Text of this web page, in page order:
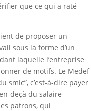
que ce qui a raté
de proposer un
sous la forme d’un
laquelle l’entreprise
de motifs. Le Medef
smic”, c’est-à-dire payer
deçà du salaire
patrons, qui